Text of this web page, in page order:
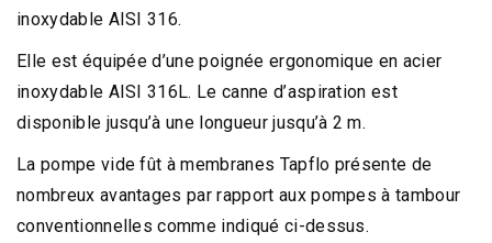
inoxydable AISI 316.
Elle est équipée d’une poignée ergonomique en acier
inoxydable AISI 316L. Le canne d’aspiration est
disponible jusqu’à une longueur jusqu’à 2 m.
La pompe vide fût à membranes Tapflo présente de
nombreux avantages par rapport aux pompes à tambour
conventionnelles comme indiqué ci-dessus.